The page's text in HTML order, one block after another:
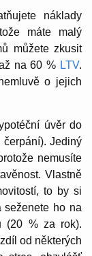
náklady
máte malý
můžete zkusit
na 60 % LTV.
o jejich
úvěr do
Jediný
nemusíte
Vlastně
to by si
seženete ho na
(20 % za rok).
od některých